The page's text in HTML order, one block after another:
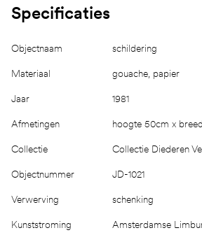
Specificaties
Objectnaam schildering
Materiaal gouache, papier
Jaar 1981
Afmetingen hoogte 50cm x
Collectie Collectie Diederen
Objectnummer JD-1021
Verwerving schenking
Kunststroming Amsterdamse